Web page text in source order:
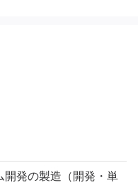
開発の製造（開発・単